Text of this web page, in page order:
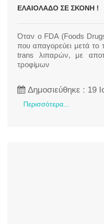
ΕΛΑΙΌΛΑΔΟ ΣΕ ΣΚΌΝΗ !
Όταν ο FDA (Foods
που απαγορεύει μετά το
trans λιπαρών, με
τροφίμων
Δημοσιεύθηκε : 19
Περισσότερα...